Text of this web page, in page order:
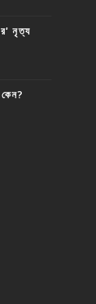
নৃত্য
কেন?